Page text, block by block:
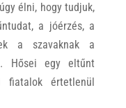
élni, hogy tudjuk,
a jóérzés, a
a szavaknak a
Hősei egy eltűnt
fiatalok értetlenül